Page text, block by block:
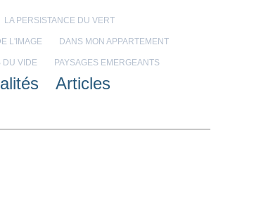
LA PERSISTANCE DU VERT
L'IMAGE DANS MON APPARTEMENT
DU VIDE PAYSAGES EMERGEANTS
Articles